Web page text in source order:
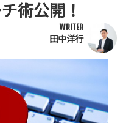
術公開！
WRITER
田中洋行